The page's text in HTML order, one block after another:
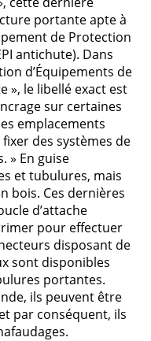
portante apte à
de Protection
antichute). Dans
d’Équipements de
», le libellé exact est
sur certaines
emplacements
des systèmes de
» En guise
et tubulures, mais
bois. Ces dernières
d’attache
pour effectuer
disposant de
sont disponibles
portantes.
ils peuvent être
par conséquent, ils